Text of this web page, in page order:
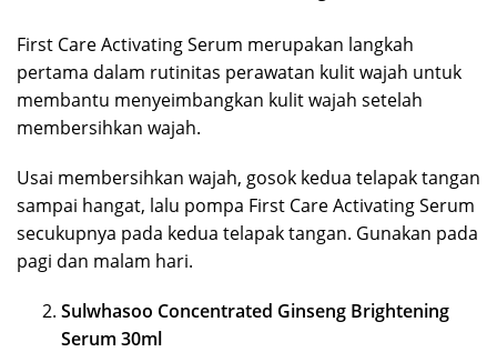
First Care Activating Serum merupakan langkah
pertama dalam rutinitas perawatan kulit wajah untuk
membantu menyeimbangkan kulit wajah setelah
membersihkan wajah.
Usai membersihkan wajah, gosok kedua telapak tangan
sampai hangat, lalu pompa First Care Activating Serum
secukupnya pada kedua telapak tangan. Gunakan pada
pagi dan malam hari.
Sulwhasoo Concentrated Ginseng Brightening
Serum 30ml